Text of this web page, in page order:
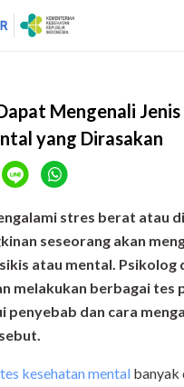
Mengenali Jenis
yang Dirasakan
stres berat atau
seseorang akan
atau mental. Psikolog
melakukan berbagai tes
penyebab dan cara
tes kesehatan mental banyak